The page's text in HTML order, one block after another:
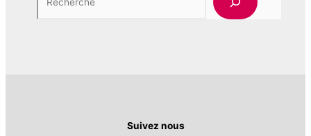
peuvent
Suivez nous